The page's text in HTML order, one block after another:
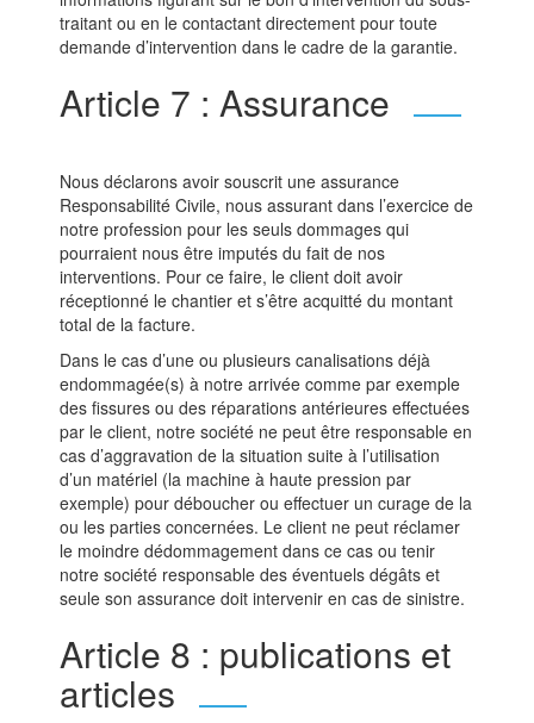
traitant ou en le contactant directement pour toute
demande d’intervention dans le cadre de la garantie.
Article 7 : Assurance
Nous déclarons avoir souscrit une assurance
Responsabilité Civile, nous assurant dans l’exercice de
notre profession pour les seuls dommages qui
pourraient nous être imputés du fait de nos
interventions. Pour ce faire, le client doit avoir
réceptionné le chantier et s’être acquitté du montant
total de la facture.
Dans le cas d’une ou plusieurs canalisations déjà
endommagée(s) à notre arrivée comme par exemple
des fissures ou des réparations antérieures effectuées
par le client, notre société ne peut être responsable en
cas d’aggravation de la situation suite à l’utilisation
d’un matériel (la machine à haute pression par
exemple) pour déboucher ou effectuer un curage de la
ou les parties concernées. Le client ne peut réclamer
le moindre dédommagement dans ce cas ou tenir
notre société responsable des éventuels dégâts et
seule son assurance doit intervenir en cas de sinistre.
Article 8 : publications et
articles